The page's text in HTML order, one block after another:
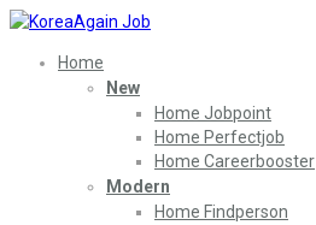
Home
New
Home Jobpoint
Home Perfectjob
Home Careerbooster
Modern
Home Findperson